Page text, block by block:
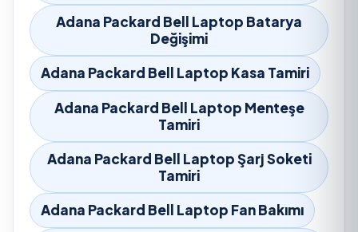
Adana Packard Bell Laptop Batarya
Değişimi
Adana Packard Bell Laptop Kasa Tamiri
Adana Packard Bell Laptop Menteşe
Tamiri
Adana Packard Bell Laptop Şarj Soketi
Tamiri
Adana Packard Bell Laptop Fan Bakımı